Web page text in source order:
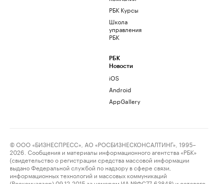
РБК Курсы
Школа
управления
РБК
РБК
Новости
iOS
Android
AppGallery
© ООО «БИЗНЕСПРЕСС», АО «РОСБИЗНЕСКОНСАЛТИНГ», 1995–
2026. Сообщения и материалы информационного агентства «РБК»
(свидетельство о регистрации средства массовой информации
выдано Федеральной службой по надзору в сфере связи,
информационных технологий и массовых коммуникаций